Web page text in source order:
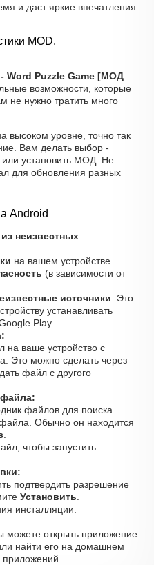
и даст яркие впечатления.
MOD.
Word Puzzle Game [МОД
возможности, которые
не нужно тратить много
высоком уровне, точно так
Вам делать выбор -
или установить МОД. Не
для обновления разных
Android
неизвестных
на вашем устройстве.
(в зависимости от
источники . Это
устанавливать
Play.
на ваше устройство с
Это можно сделать через
файл с другого
файлов для поиска
Обычно он находится
чтобы запустить
подтвердить разрешение
Установить
инсталляции.
можете открыть приложение
найти его на домашнем